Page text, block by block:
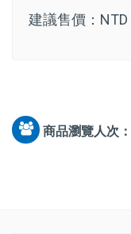
建議售價： NTD
商品瀏覽人次：